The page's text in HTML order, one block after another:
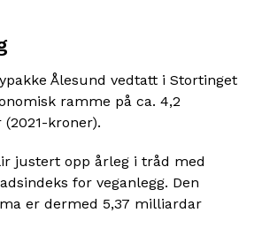
Ålesund vedtatt i Stortinget
ramme på ca. 4,2
kroner).
justert opp årleg i tråd med
for veganlegg. Den
er dermed 5,37 milliardar